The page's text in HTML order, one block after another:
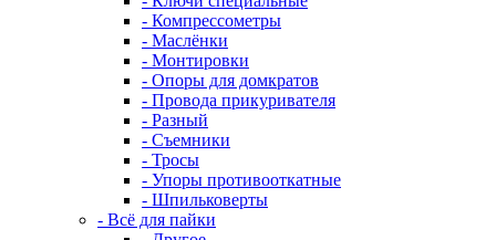
- Компрессометры
- Маслёнки
- Монтировки
- Опоры для домкратов
- Провода прикуривателя
- Разный
- Съемники
- Тросы
- Упоры противооткатные
- Шпильковерты
- Всё для пайки